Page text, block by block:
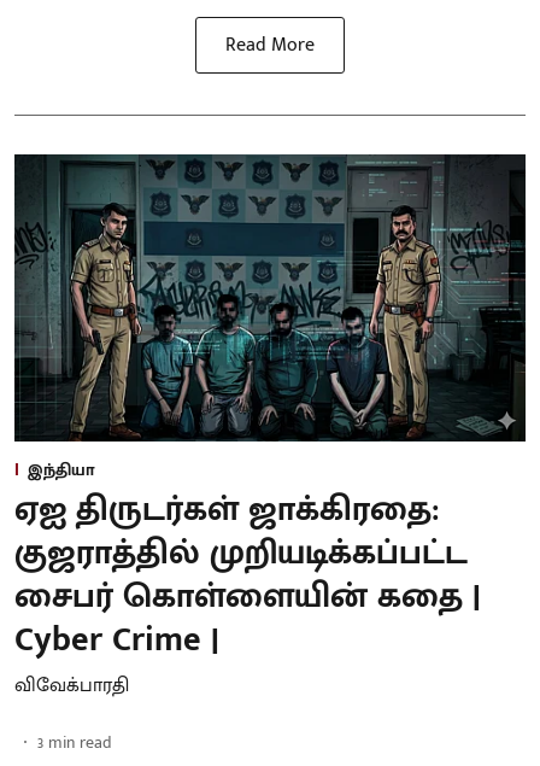
Read More
இந்தியா
ஏஐ திருடர்கள் ஜாக்கிரதை:
குஜராத்தில் முறியடிக்கப்பட்ட
சைபர் கொள்ளையின் கதை |
Cyber Crime |
விவேக்பாரதி
3 min read